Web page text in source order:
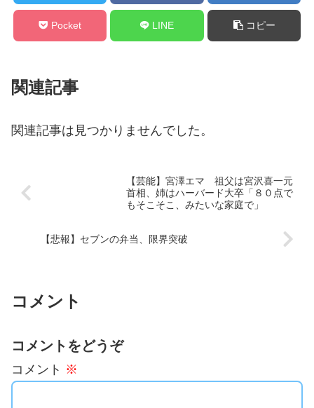
Pocket LINE コピー
関連記事
関連記事は見つかりませんでした。
【芸能】宮澤エマ 祖父は宮沢喜一元
首相、姉はハーバード大卒「８０点で
もそこそこ、みたいな家庭で」
【悲報】セブンの弁当、限界突破
コメント
コメントをどうぞ
コメント ※